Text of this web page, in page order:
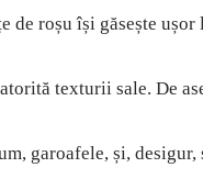
de roșu își găsește
texturii sale. De
garoafele, și, desigur,